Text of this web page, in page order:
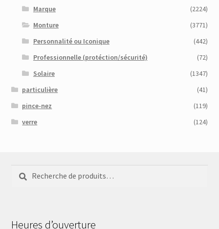
Marque
(2224)
Monture
(3771)
Personnalité ou Iconique
(442)
Professionnelle (protéction/sécurité)
(72)
Solaire
(1347)
particulière
(41)
pince-nez
(119)
verre
(124)
pour :
Heures d’ouverture